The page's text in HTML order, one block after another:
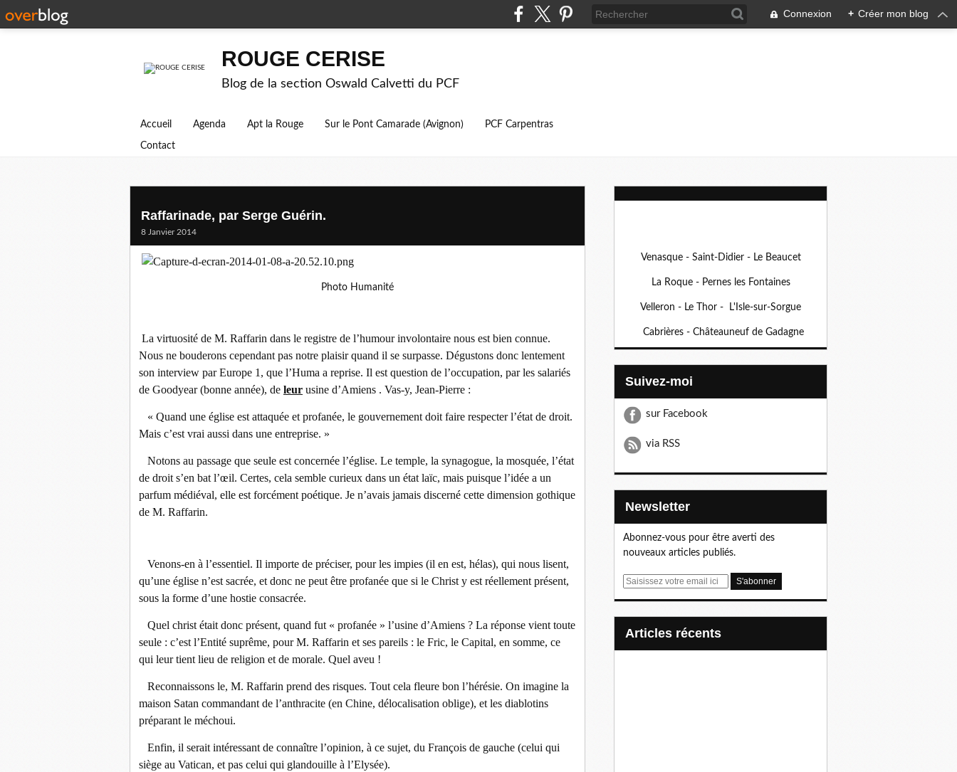
Connexion + Créer mon blog
ROUGE CERISE
Blog de la section Oswald Calvetti du PCF
Accueil Agenda Apt la Rouge Sur le Pont Camarade (Avignon) PCF Carpentras
Contact
Raffarinade, par Serge Guérin.
8 Janvier 2014
Photo Humanité
La virtuosité de M. Raffarin dans le registre de l’humour involontaire nous est bien connue.
Nous ne bouderons cependant pas notre plaisir quand il se surpasse. Dégustons donc lentement
son interview par Europe 1, que l’Huma a reprise. Il est question de l’occupation, par les salariés
de Goodyear (bonne année), de leur usine d’Amiens . Vas-y, Jean-Pierre :
« Quand une église est attaquée et profanée, le gouvernement doit faire respecter l’état de droit.
Mais c’est vrai aussi dans une entreprise. »
Notons au passage que seule est concernée l’église. Le temple, la synagogue, la mosquée, l’état
de droit s’en bat l’œil. Certes, cela semble curieux dans un état laïc, mais puisque l’idée a un
parfum médiéval, elle est forcément poétique. Je n’avais jamais discerné cette dimension gothique
de M. Raffarin.
Venons-en à l’essentiel. Il importe de préciser, pour les impies (il en est, hélas), qui nous lisent,
qu’une église n’est sacrée, et donc ne peut être profanée que si le Christ y est réellement présent,
sous la forme d’une hostie consacrée.
Quel christ était donc présent, quand fut « profanée » l’usine d’Amiens ? La réponse vient toute
seule : c’est l’Entité suprême, pour M. Raffarin et ses pareils : le Fric, le Capital, en somme, ce
qui leur tient lieu de religion et de morale. Quel aveu !
Reconnaissons le, M. Raffarin prend des risques. Tout cela fleure bon l’hérésie. On imagine la
maison Satan commandant de l’anthracite (en Chine, délocalisation oblige), et les diablotins
préparant le méchoui.
Enfin, il serait intéressant de connaître l’opinion, à ce sujet, du François de gauche (celui qui
siège au Vatican, et pas celui qui glandouille à l’Elysée).
Venasque - Saint-Didier - Le Beaucet
La Roque - Pernes les Fontaines
Velleron - Le Thor - L'Isle-sur-Sorgue
Cabrières - Châteauneuf de Gadagne
Suivez-moi
sur Facebook
via RSS
Newsletter
Abonnez-vous pour être averti des
nouveaux articles publiés.
E
articles récents